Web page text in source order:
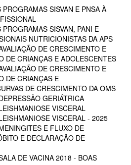
SISVAN E PNSA À
SISVAN, PANI E
NUTRICIONISTAS DA APS
DE CRESCIMENTO E
DE CRIANÇAS E ADOLESCENTES
DE CRESCIMENTO E
DE CRIANÇAS E
DE CRESCIMENTO DA OMS
GERIÁTRICA
VISCERAL
VISCERAL - 2025
E FLUXO DE
E DECLARAÇÃO DE
DE VACINA 2018 - BOAS